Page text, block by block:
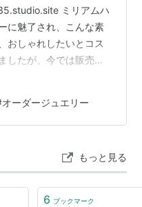
ミリアムハ
に魅了され、こんな素
おしゃれしたいとコス
したが、今では販売も
にコスチュームジュエ
作品や作品に込める想
、ウェブサイトを制作
モデルをされている…
オーダージュエリー
もっと見る
6 ブックマーク